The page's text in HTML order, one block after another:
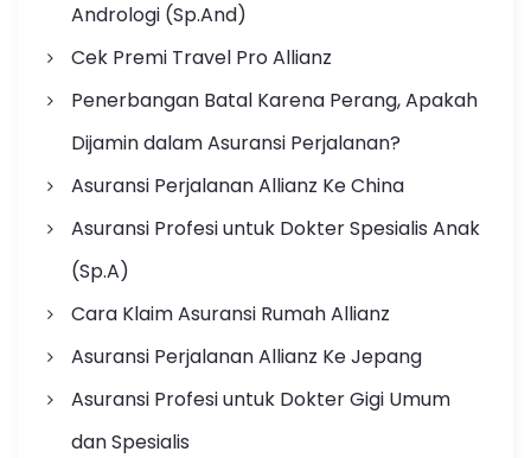
Andrologi (Sp.And)
Cek Premi Travel Pro Allianz
Penerbangan Batal Karena Perang, Apakah
Dijamin dalam Asuransi Perjalanan?
Asuransi Perjalanan Allianz Ke China
Asuransi Profesi untuk Dokter Spesialis Anak
(Sp.A)
Cara Klaim Asuransi Rumah Allianz
Asuransi Perjalanan Allianz Ke Jepang
Asuransi Profesi untuk Dokter Gigi Umum
dan Spesialis